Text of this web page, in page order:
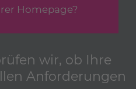
Homepage?
wir, ob Ihre
Anforderungen